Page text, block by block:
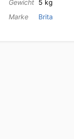
Gewicht
5 kg
Marke
Brita